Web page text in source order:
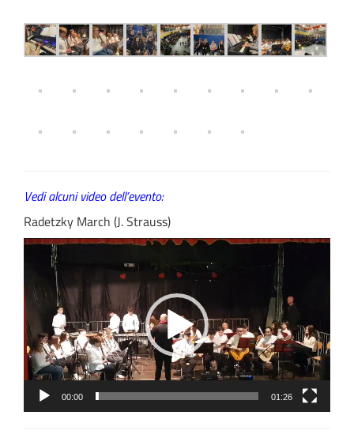
Vedi alcuni video dell’evento:
Radetzky March (J. Strauss)
Video
Player
00:00 01:26